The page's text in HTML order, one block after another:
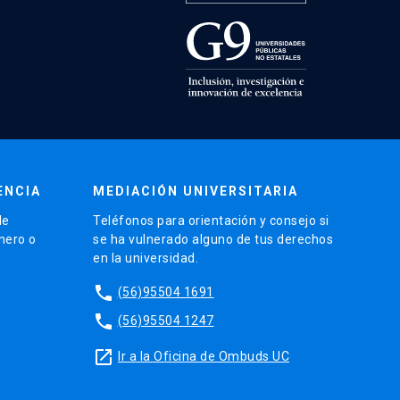
o
MEDIACIÓN UNIVERSITARIA
Teléfonos para orientación y consejo si
se ha vulnerado alguno de tus derechos
en la universidad.
phone (56)95504 1691
phone (56)95504 1247
launch Ir a la Oficina de Ombuds UC